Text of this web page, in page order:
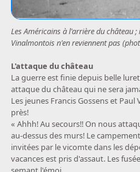
Les Américains à l'arrière du château
Vinalmontois n'en reviennent pas
L'attaque du château
La guerre est finie depuis belle
attaque du château qui ne sera
Les jeunes Francis Gossens et
près!
« Ahhh! Au secours!! On nous
au-dessus des murs! Le
invitées par le vicomte dans les
vacances est pris d'assaut. Les